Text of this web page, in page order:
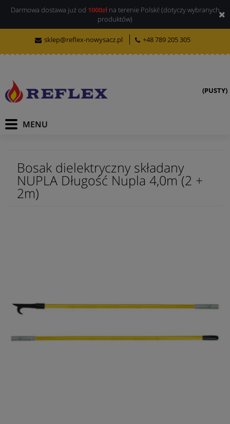
Darmowa dostawa już od 1000złna terenie Polski! (dotyczy wybranych
produktów)
sklep@reflex-nowysacz.pl +48 789 205 305
(PUSTY)
Bosak dielektryczny składany
NUPLA Długość Nupla 4,0m (2 +
2m)